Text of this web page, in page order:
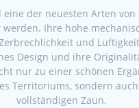
eine der neuesten Arten von
Ihre hohe
und
Design und ihre
nur zu einer schönen
Territoriums, sondern
vollständigen Zaun.